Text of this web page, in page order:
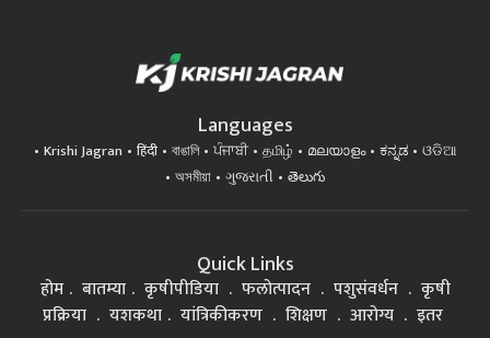
Languages
Krishi Jagran हिंदी বাঙালি ਪੰਜਾਬੀ தமிழ் മലയാളം ಕನ್ನಡ
ଓଡିଆ
অসমীয়া
ગુજરાતી తెలుగు
Quick Links
होम बातम्या कृषीपीडिया फलोत्पादन पशुसंवर्धन
कृषी
प्रक्रिया
यशकथा यांत्रिकीकरण शिक्षण आरोग्य इतर